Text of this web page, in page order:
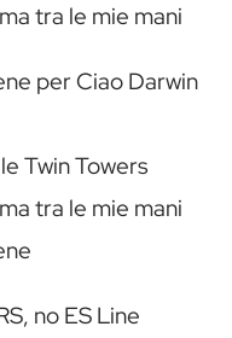
tra le mie mani
per Ciao Darwin
Twin Towers
tra le mie mani
no ES Line